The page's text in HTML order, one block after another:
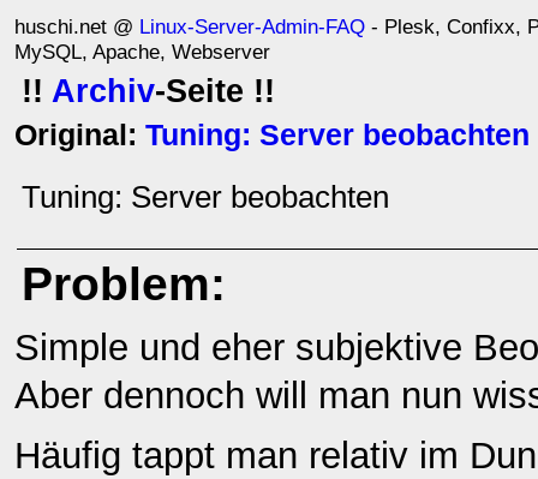
huschi.net @ Linux-Server-Admin-FAQ - Plesk, Confixx,
MySQL, Apache, Webserver
!! Archiv-Seite !!
Original: Tuning: Server beobachten
Tuning: Server beobachten
Problem:
Simple und eher subjektive
Aber dennoch will man nun
Häufig tappt man relativ im